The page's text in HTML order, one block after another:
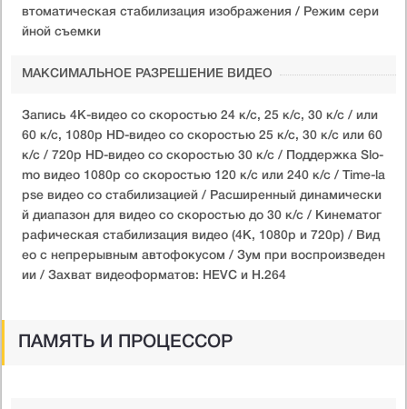
втоматическая стабилизация изображения / Режим сери
йной съемки
МАКСИМАЛЬНОЕ РАЗРЕШЕНИЕ ВИДЕО
Запись 4K-видео со скоростью 24 к/с, 25 к/с, 30 к/с / или
60 к/с, 1080p HD-видео со скоростью 25 к/с, 30 к/с или 60
к/с / 720p HD-видео со скоростью 30 к/с / Поддержка Slo-
mo видео 1080p со скоростью 120 к/с или 240 к/с / Time-la
pse видео со стабилизацией / Расширенный динамически
й диапазон для видео со скоростью до 30 к/с / Кинематог
рафическая стабилизация видео (4K, 1080p и 720p) / Вид
ео с непрерывным автофокусом / Зум при воспроизведен
ии / Захват видеоформатов: HEVC и H.264
ПАМЯТЬ И ПРОЦЕССОР